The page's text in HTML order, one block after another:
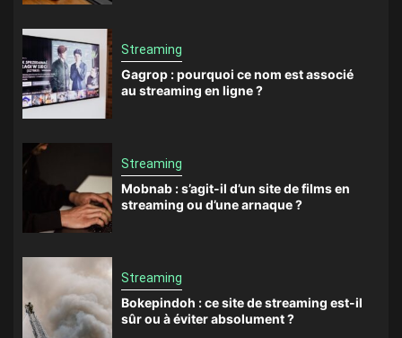
Streaming
Gagrop : pourquoi ce nom est associé
au streaming en ligne ?
Streaming
Mobnab : s’agit-il d’un site de films en
streaming ou d’une arnaque ?
Streaming
Bokepindoh : ce site de streaming est-il
sûr ou à éviter absolument ?